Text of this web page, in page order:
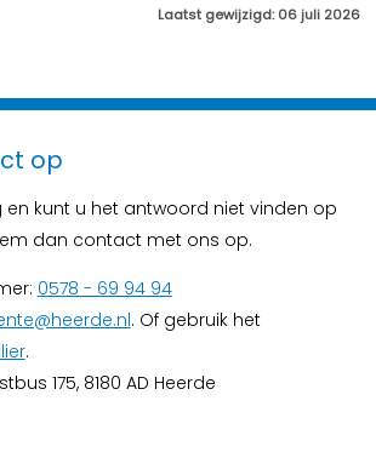
Laatst gewijzigd: 06 juli 2026
op
en kunt u het antwoord niet vinden op
dan contact met ons op.
0578 - 69 94 94
. Of gebruik het
.
175, 8180 AD Heerde